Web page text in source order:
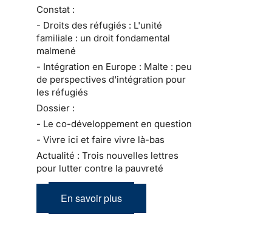
Constat :
- Droits des réfugiés : L'unité
familiale : un droit fondamental
malmené
- Intégration en Europe : Malte : peu
de perspectives d'intégration pour
les réfugiés
Dossier :
- Le co-développement en question
- Vivre ici et faire vivre là-bas
Actualité : Trois nouvelles lettres
pour lutter contre la pauvreté
En savoir plus